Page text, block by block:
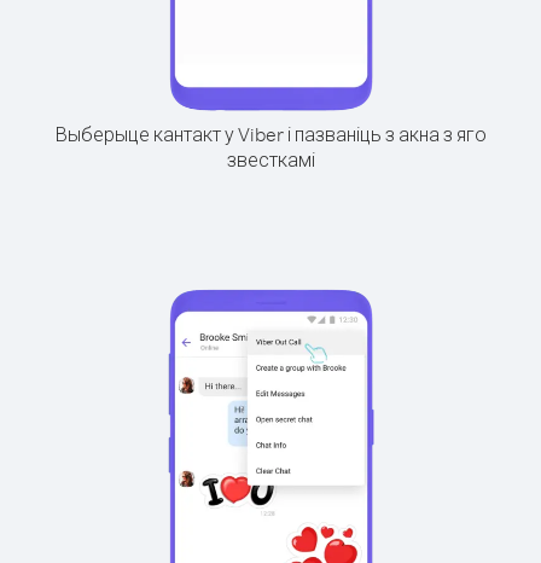
Выберыце кантакт у Viber і пазваніць з акна з яго
звесткамі